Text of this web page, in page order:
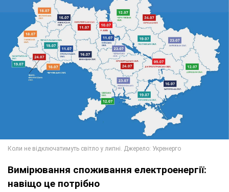
Вимірювання споживання електроенергії:
навіщо це потрібно